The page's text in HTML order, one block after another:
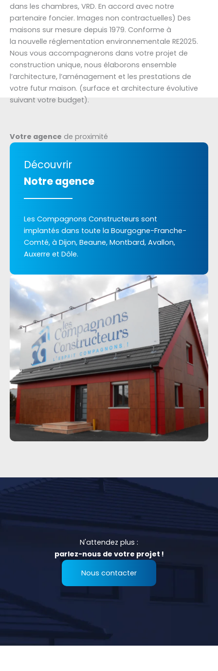
dans les chambres, VRD. En accord avec notre
partenaire foncier. Images non contractuelles) Des
maisons sur mesure depuis 1979. Conforme à
la nouvelle réglementation environnementale RE2025.
Nous vous accompagnerons dans votre projet de
construction unique, nous élaborons ensemble
l’architecture, l’aménagement et les prestations de
votre futur maison. (surface et architecture évolutive
suivant votre budget).
Votre agence de proximité
Découvrir
Notre agence
Les Compagnons Constructeurs sont
implantés dans toute la Bourgogne-Franche-
Comté, à Dijon, Beaune, Montbard, Avallon,
Auxerre et Dôle.
N'attendez plus :
parlez-nous de votre projet !
Nous contacter